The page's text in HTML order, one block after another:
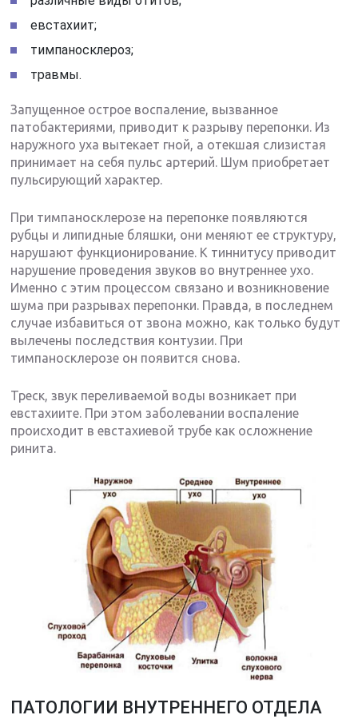
евстахиит;
тимпаносклероз;
травмы.
Запущенное острое воспаление, вызванное
патобактериями, приводит к разрыву перепонки. Из
наружного уха вытекает гной, а отекшая слизистая
принимает на себя пульс артерий. Шум приобретает
пульсирующий характер.
При тимпаносклерозе на перепонке появляются
рубцы и липидные бляшки, они меняют ее структуру,
нарушают функционирование. К тиннитусу приводит
нарушение проведения звуков во внутреннее ухо.
Именно с этим процессом связано и возникновение
шума при разрывах перепонки. Правда, в последнем
случае избавиться от звона можно, как только будут
вылечены последствия контузии. При
тимпаносклерозе он появится снова.
Треск, звук переливаемой воды возникает при
евстахиите. При этом заболевании воспаление
происходит в евстахиевой трубе как осложнение
ринита.
ПАТОЛОГИИ ВНУТРЕННЕГО ОТДЕЛА